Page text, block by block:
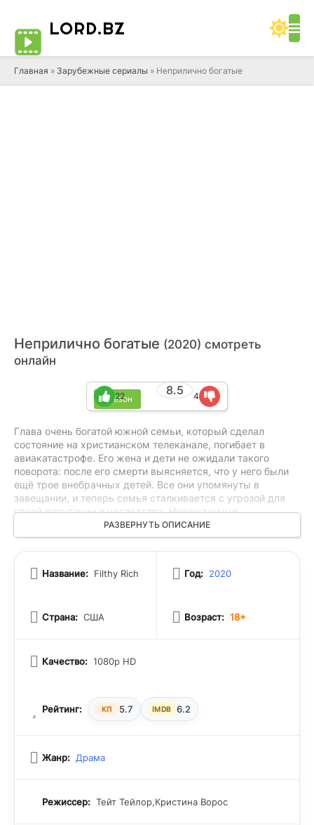
LORD.BZ
Главная » Зарубежные сериалы » Неприлично богатые
Неприлично богатые (2020) смотреть
онлайн
1 сезон
8.5
22 4
Глава очень богатой южной семьи, который сделал
состояние на христианском телеканале, погибает в
авиакатастрофе. Его жена и дети не ожидали такого
поворота: после его смерти выясняется, что у него были
ещё трое внебрачных детей. Все они упомянуты в
завещании, и теперь семья сталкивается с угрозой для
своей репутации и наследства. Неожиданные
родственники могут изменить привычную жизнь, а между
членами семьи начинается напряжённая борьба за
РАЗВЕРНУТЬ ОПИСАНИЕ
Название: Filthy Rich
Страна: США
Год: 2020
Возраст: 18+
Качество: 1080p HD
Рейтинг: КП 5.7 IMDB 6.2
Жанр: Драма
Режиссер: Тейт Тейлор,Кристина Ворос